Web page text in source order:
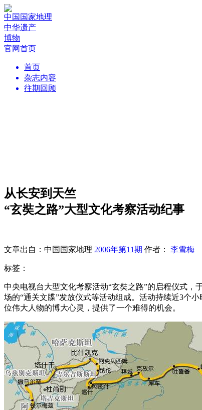
中国国家地理
中华遗产
博物
官网首页
首页
杂志内容
往期回顾
从长安到天竺
“玄奘之路”大型文化考察活动纪事
文章出自：中国国家地理 2006年第11期 作者： 李雪梅
标签：
中央电视台大型文化考察活动“玄奘之路”的启程仪式，
场的“通关文牒”发放仪式等活动组成。活动持续近3个
位伟大人物的博大心灵，提供了一个难得的机会。